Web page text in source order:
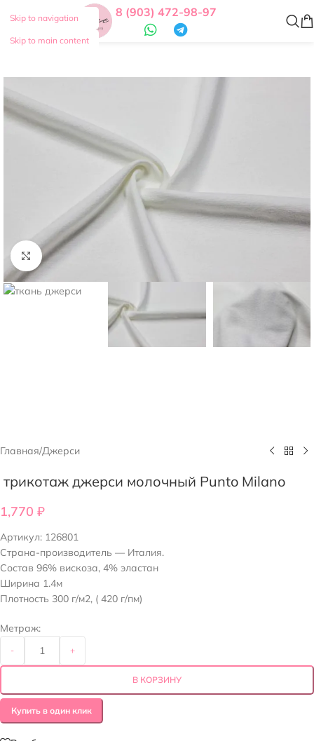
Skip to navigation
Skip to main content
8 (903) 472-98-97
Нажмите, чтобы увеличить
Главная/Джерси
трикотаж джерси молочный Punto Milano
1,770 ₽
Артикул: 126801
Страна-производитель — Италия.
Состав 96% вискоза, 4% эластан
Ширина 1.4м
Плотность 300 г/м2, ( 420 г/пм)
Метраж:
- +
В КОРЗИНУ
Купить в один клик